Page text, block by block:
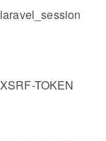
laravel_session
XSRF-TOKEN